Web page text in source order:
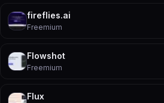
fireflies.ai
Freemium
Flowshot
Freemium
Flux